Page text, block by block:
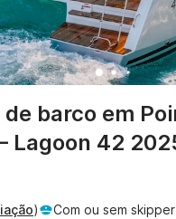
barco em
Lagoon 42
) Com ou sem skipper